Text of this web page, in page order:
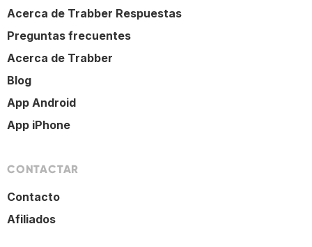
Acerca de Trabber Respuestas
Preguntas frecuentes
Acerca de Trabber
Blog
App Android
App iPhone
CONTACTAR
Contacto
Afiliados